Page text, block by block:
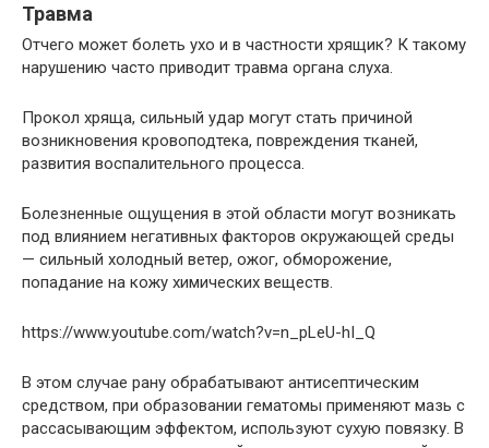
Травма
Отчего может болеть ухо и в частности хрящик? К такому
нарушению часто приводит травма органа слуха.
Прокол хряща, сильный удар могут стать причиной
возникновения кровоподтека, повреждения тканей,
развития воспалительного процесса.
Болезненные ощущения в этой области могут возникать
под влиянием негативных факторов окружающей среды
— сильный холодный ветер, ожог, обморожение,
попадание на кожу химических веществ.
https://www.youtube.com/watch?v=n_pLeU-hI_Q
В этом случае рану обрабатывают антисептическим
средством, при образовании гематомы применяют мазь с
рассасывающим эффектом, используют сухую повязку. В